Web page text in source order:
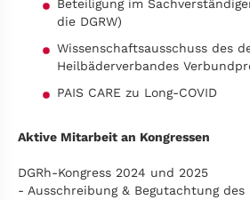
Beteiligung im
die DGRW)
Wissenschaftsausschuss des
Heilbäderverbandes
PAIS CARE zu Long-COVID
Aktive Mitarbeit an Kongressen
DGRh-Kongress 2024 und 2025
- Ausschreibung & Begutachtung des